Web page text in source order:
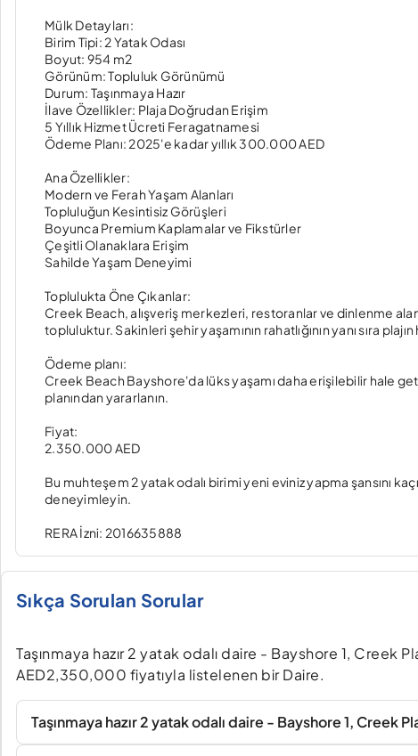
Mülk Detayları:
Birim Tipi: 2 Yatak Odası
Boyut: 954 m2
Görünüm: Topluluk Görünümü
Durum: Taşınmaya Hazır
İlave Özellikler: Plaja Doğrudan Erişim
5 Yıllık Hizmet Ücreti Feragatnamesi
Ödeme Planı: 2025'e kadar yıllık 300.000 AED
Ana Özellikler:
Modern ve Ferah Yaşam Alanları
Topluluğun Kesintisiz Görüşleri
Boyunca Premium Kaplamalar ve Fikstürler
Çeşitli Olanaklara Erişim
Sahilde Yaşam Deneyimi
Toplulukta Öne Çıkanlar:
Creek Beach, alışveriş merkezleri, restoranlar ve dinlenme
topluluktur. Sakinleri şehir yaşamının rahatlığının yanı sıra
Ödeme planı:
Creek Beach Bayshore'da lüks yaşamı daha erişilebilir hale
planından yararlanın.
Fiyat:
2.350.000 AED
Bu muhteşem 2 yatak odalı birimi yeni eviniz yapma şansını
deneyimleyin.
RERA İzni: 2016635888
Sıkça Sorulan Sorular
Taşınmaya hazır 2 yatak odalı daire - Bayshore 1, Creek
AED2,350,000 fiyatıyla listelenen bir Daire.
Taşınmaya hazır 2 yatak odalı daire - Bayshore 1, Creek